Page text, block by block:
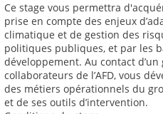
Ce stage vous permettra
prise en compte des enjeux
climatique et de gestion des
politiques publiques, et par les
développement. Au contact
collaborateurs de l’AFD, vous
des métiers opérationnels du
et de ses outils d’intervention.